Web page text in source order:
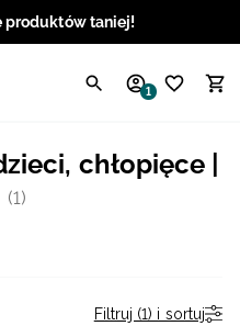
produktów taniej!
1
chłopięce |
(1)
Filtruj (1) i sortuj
/ USD